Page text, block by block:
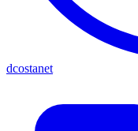
dcostanet